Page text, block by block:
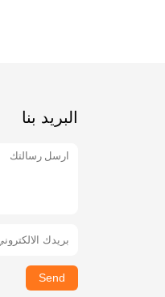
البريد بنا
Send